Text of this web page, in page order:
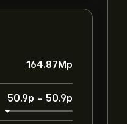
164.87M‎p‎
50.9‎p‎ - 50.9‎p‎